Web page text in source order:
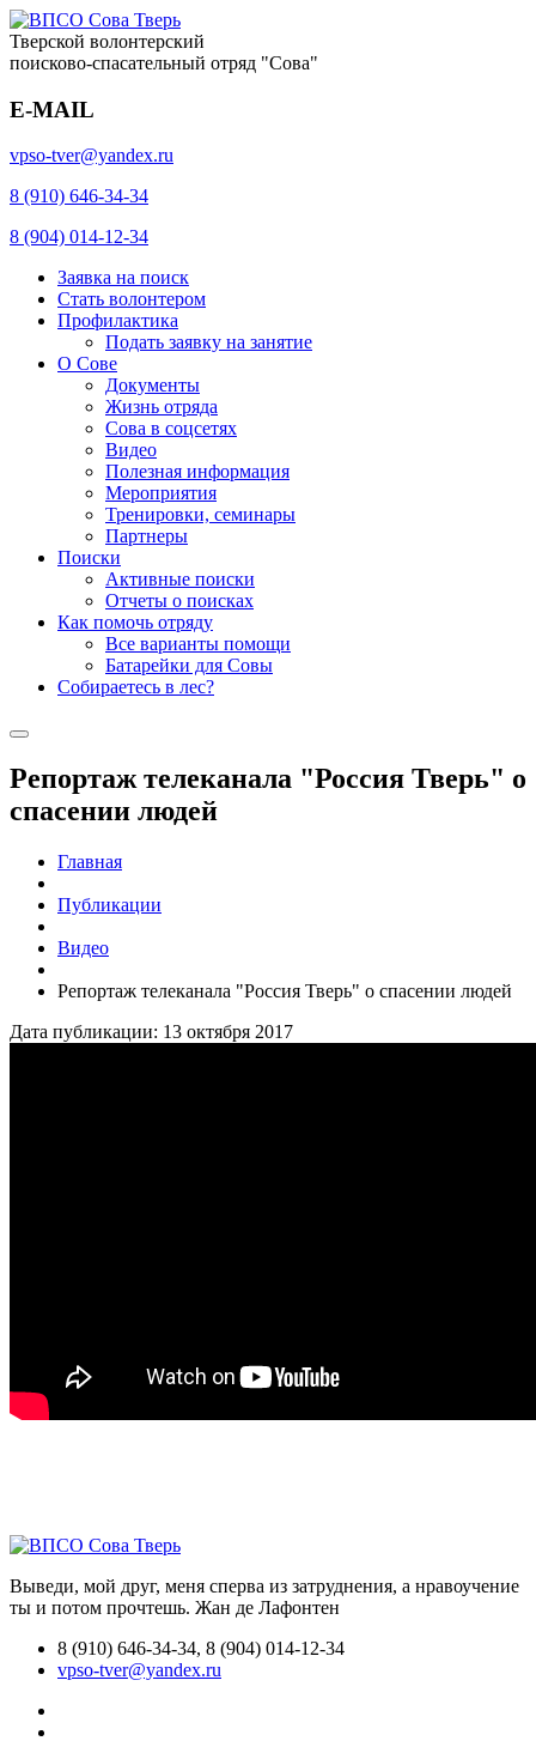
Тверской волонтерский
поисково-спасательный отряд "Сова"
E-MAIL
vpso-tver@yandex.ru
8 (910) 646-34-34
8 (904) 014-12-34
Заявка на поиск
Стать волонтером
Профилактика
Подать заявку на занятие
О Сове
Документы
Жизнь отряда
Сова в соцсетях
Видео
Полезная информация
Мероприятия
Тренировки, семинары
Партнеры
Поиски
Активные поиски
Отчеты о поисках
Как помочь отряду
Все варианты помощи
Батарейки для Совы
Собираетесь в лес?
Репортаж телеканала "Россия Тверь" о
спасении людей
Главная
Публикации
Видео
Репортаж телеканала "Россия Тверь" о спасении людей
Дата публикации: 13 октября 2017
Выведи, мой друг, меня сперва из затруднения, а нравоучение
ты и потом прочтешь. Жан де Лафонтен
8 (910) 646-34-34, 8 (904) 014-12-34
vpso-tver@yandex.ru